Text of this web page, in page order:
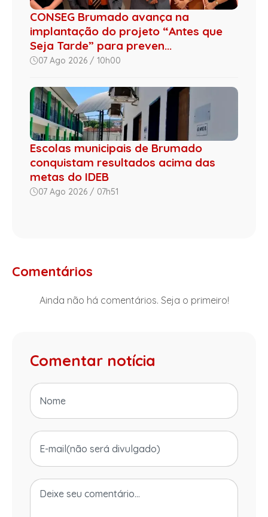
CONSEG Brumado avança na
implantação do projeto “Antes que
Seja Tarde” para preven...
07 Ago 2026 / 10h00
Escolas municipais de Brumado
conquistam resultados acima das
metas do IDEB
07 Ago 2026 / 07h51
Comentários
Ainda não há comentários. Seja o primeiro!
Comentar notícia